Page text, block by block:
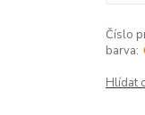
Číslo
barva:
Hlídat